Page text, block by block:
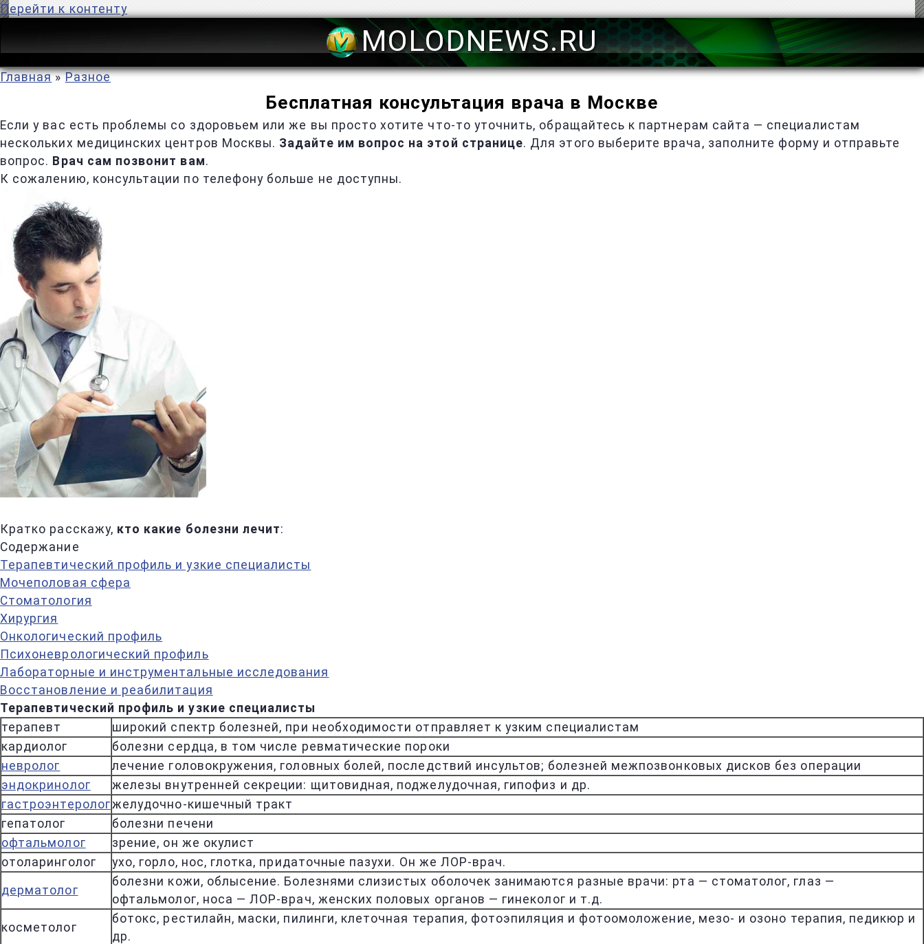
Перейти к контенту
MOLODNEWS.RU
Главная » Разное
Бесплатная консультация врача в Москве
Если у вас есть проблемы со здоровьем или же вы просто хотите что-то уточнить, обращайтесь к партнерам сайта — специалистам
нескольких медицинских центров Москвы. Задайте им вопрос на этой странице. Для этого выберите врача, заполните форму и отправьте
вопрос. Врач сам позвонит вам.
К сожалению, консультации по телефону больше не доступны.
Кратко расскажу, кто какие болезни лечит:
Содержание
Терапевтический профиль и узкие специалисты
Мочеполовая сфера
Стоматология
Хирургия
Онкологический профиль
Психоневрологический профиль
Лабораторные и инструментальные исследования
Восстановление и реабилитация
Терапевтический профиль и узкие специалисты
терапевт
широкий спектр болезней, при необходимости отправляет к узким специалистам
кардиолог
болезни сердца, в том числе ревматические пороки
невролог
лечение головокружения, головных болей, последствий инсультов; болезней межпозвонковых дисков без операции
эндокринолог
железы внутренней секреции: щитовидная, поджелудочная, гипофиз и др.
гастроэнтерологжелудочно-кишечный тракт
гепатолог
болезни печени
офтальмолог
зрение, он же окулист
отоларинголог
ухо, горло, нос, глотка, придаточные пазухи. Он же ЛОР-врач.
дерматолог
болезни кожи, облысение. Болезнями слизистых оболочек занимаются разные врачи: рта — стоматолог, глаз —
офтальмолог, носа — ЛОР-врач, женских половых органов — гинеколог и т.д.
косметолог
ботокс, рестилайн, маски, пилинги, клеточная терапия, фотоэпиляция и фотоомоложение, мезо- и озоно терапия, педикюр и
др.